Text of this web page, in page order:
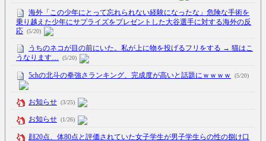
海外「この少年にとって忘れられない経験になったな」危険な手術を
乗り越えた少年にサプライズをプレゼントした大谷選手に対する海外の反
応 (5/20)
うちのネコが目の前にいた。私が上に物を投げるフリをする → 猫はこ
うなります…
(5/20)
5chの北斗の拳強さランキング、完成度が高いと話題にｗｗｗｗ (5/20)
お知らせ (3/25)
お知らせ (1/26)
顔20点、体80点と評価されていた女子学生が男子学生らの性の捌け口